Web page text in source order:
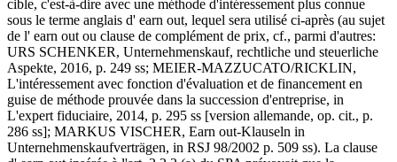
cible, c'est-à-dire avec une méthode d'intéressement plus connue
sous le terme anglais d' earn out, lequel sera utilisé ci-après (au sujet
de l' earn out ou clause de complément de prix, cf., parmi d'autres:
URS SCHENKER, Unternehmenskauf, rechtliche und steuerliche
Aspekte, 2016, p. 249 ss; MEIER-MAZZUCATO/RICKLIN,
L'intéressement avec fonction d'évaluation et de financement en
guise de méthode prouvée dans la succession d'entreprise, in
L'expert fiduciaire, 2014, p. 295 ss [version allemande, op. cit., p.
286 ss]; MARKUS VISCHER, Earn out-Klauseln in
Unternehmenskaufverträgen, in RSJ 98/2002 p. 509 ss). La clause